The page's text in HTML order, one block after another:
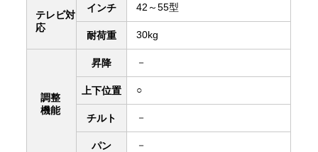
テレビ対
応
インチ 42～55型
耐荷重 30kg
調整
機能
昇降 －
上下位置 ○
チルト －
パン －